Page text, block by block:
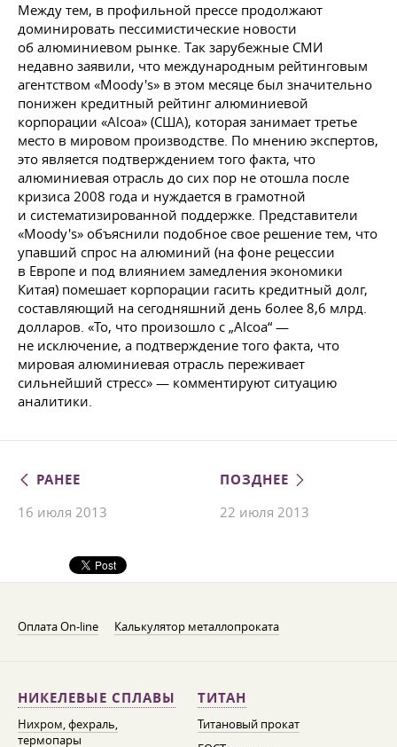
Между тем, в профильной прессе продолжают
доминировать пессимистические новости
об алюминиевом рынке. Так зарубежные СМИ
недавно заявили, что международным рейтинговым
агентством «Moody's» в этом месяце был значительно
понижен кредитный рейтинг алюминиевой
корпорации «Alcoa» (США), которая занимает третье
место в мировом производстве. По мнению экспертов,
это является подтверждением того факта, что
алюминиевая отрасль до сих пор не отошла после
кризиса 2008 года и нуждается в грамотной
и систематизированной поддержке. Представители
«Moody's» объяснили подобное свое решение тем, что
упавший спрос на алюминий (на фоне рецессии
в Европе и под влиянием замедления экономики
Китая) помешает корпорации гасить кредитный долг,
составляющий на сегодняшний день более 8,6 млрд.
долларов. «То, что произошло с „Alcoa“ —
не исключение, а подтверждение того факта, что
мировая алюминиевая отрасль переживает
сильнейший стресс» — комментируют ситуацию
аналитики.
РАНЕЕ
16 июля 2013
ПОЗДНЕЕ
22 июля 2013
Оплата On-line Калькулятор металлопроката
НИКЕЛЕВЫЕ СПЛАВЫ
Нихром, фехраль,
термопары
ТИТАН
Титановый прокат